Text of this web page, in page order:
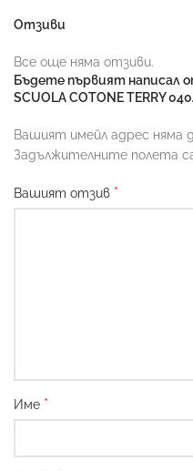
Отзиви
Все още няма отзиви.
Бъдете първият написал
SCUOLA COTONE TERRY
Вашият имейл адрес няма
Задължителните полета
Вашият отзив *
Име *